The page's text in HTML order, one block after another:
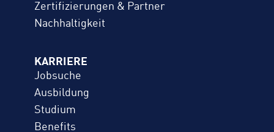
KARRIERE
Jobsuche
Ausbildung
Studium
Benefits
Zertifizierungen & Partner
Nachhaltigkeit